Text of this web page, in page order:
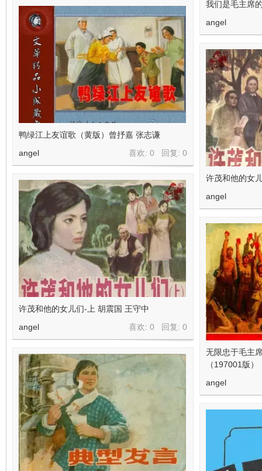
我们是毛主席
angel
鸭绿江上友谊歌（黄版）曾抒嘉 张志谦
喜欢: 0 回复: 0
angel
许茂和他的女
angel
许茂和他的女儿们-上 胡震国 王守中
喜欢: 0 回复: 0
angel
无限忠于毛主
（197001版）
angel